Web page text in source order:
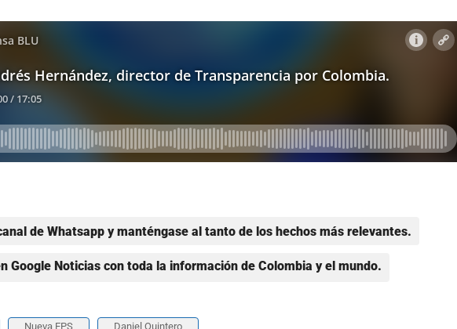
de Whatsapp y manténgase al tanto de los hechos más relevantes.
Google Noticias con toda la información de Colombia y el mundo.
Nueva EPS Daniel Quintero